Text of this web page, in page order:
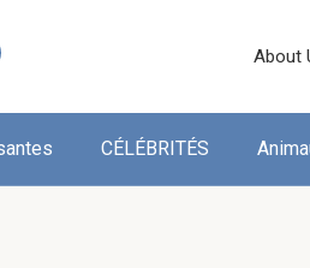
About
CÉLÉBRITÉS